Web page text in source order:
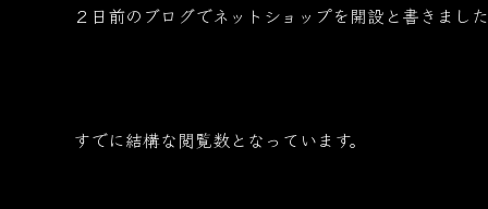
２日前のブログでネットショップを開設と書きまし
すでに結構な閲覧数となっています。